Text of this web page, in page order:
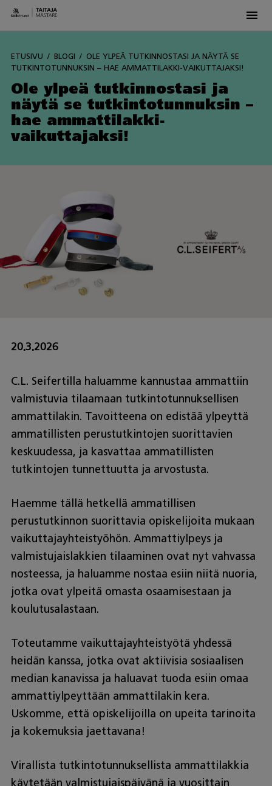
content
ETUSIVU BLOGI
OLE YLPEÄ TUTKINNOSTASI JA NÄYTÄ SE
TUTKINTOTUNNUKSIN – HAE AMMATTILAKKI-VAIKUTTAJAKSI!
Ole ylpeä tutkinnostasi ja
näytä se tutkintotunnuksin –
hae ammattilakki-
vaikuttajaksi!
20.3.2026
C.L. Seifertilla haluamme kannustaa ammattiin
valmistuvia tilaamaan tutkintotunnuksellisen
ammattilakin. Tavoitteena on edistää ylpeyttä
ammatillisten perustutkintojen suorittavien
keskuudessa, ja kasvattaa ammatillisten
tutkintojen tunnettuutta ja arvostusta.
Haemme tällä hetkellä ammatillisen
perustutkinnon suorittavia opiskelijoita mukaan
vaikuttajayhteistyöhön. Ammattiylpeys ja
valmistujaislakkien tilaaminen ovat nyt vahvassa
nosteessa, ja haluamme nostaa esiin niitä nuoria,
jotka ovat ylpeitä omasta osaamisestaan ja
koulutusalastaan.
Toteutamme vaikuttajayhteistyötä yhdessä
heidän kanssa, jotka ovat aktiivisia sosiaalisen
median kanavissa ja haluavat tuoda esiin omaa
ammattiylpeyttään ammattilakin kera.
Uskomme, että opiskelijoilla on upeita tarinoita
ja kokemuksia jaettavana!
Virallista tutkintotunnuksellista ammattilakkia
käytetään valmistujaispäivänä ja vuosittain